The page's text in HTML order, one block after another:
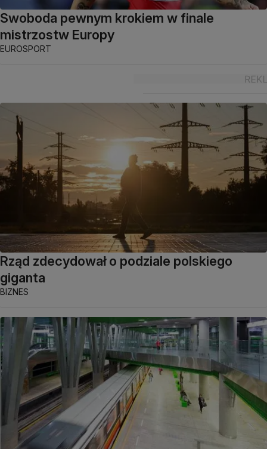
Swoboda pewnym krokiem w finale
mistrzostw Europy
EUROSPORT
Rząd zdecydował o podziale polskiego
giganta
BIZNES